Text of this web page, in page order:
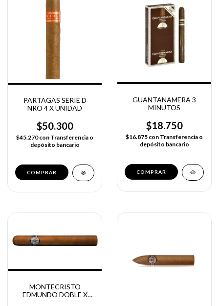
PARTAGAS SERIE D
NRO 4 X UNIDAD
$50.300
$45.270con Transferencia o
depósito bancario
GUANTANAMERA 3
MINUTOS
$18.750
$16.875 con Transferencia o
depósito bancario
MONTECRISTO
EDMUNDO DOBLE X